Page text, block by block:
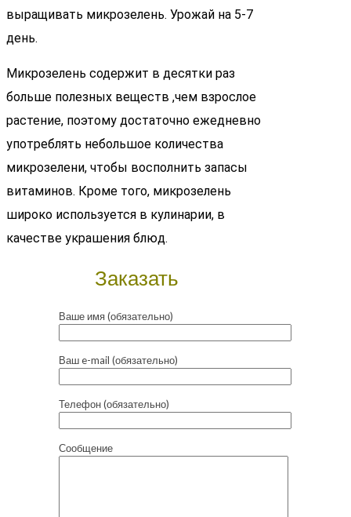
выращивать микрозелень. Урожай на 5-7
день.
Микрозелень содержит в десятки раз
больше полезных веществ ,чем взрослое
растение, поэтому достаточно ежедневно
употреблять небольшое количества
микрозелени, чтобы восполнить запасы
витаминов. Кроме того, микрозелень
широко используется в кулинарии, в
качестве украшения блюд.
Заказать
Ваше имя (обязательно)
Ваш e-mail (обязательно)
Телефон (обязательно)
Сообщение